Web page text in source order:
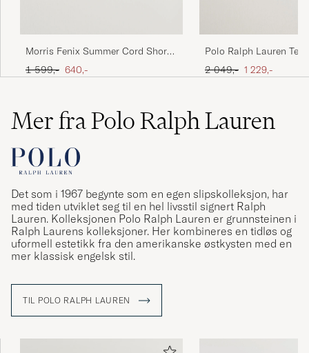
Morris Fenix Summer Cord Shorts
Dark Blue
Ordinær pris
1 599,- Nedsatt pris
640,-
Polo Ralph Lauren
White
Ordinær pris
2 049,- Nedsatt pris
1 229,-
Mer fra Polo Ralph Lauren
Det som i 1967 begynte som en egen slipskolleksjon, har
med tiden utviklet seg til en hel livsstil signert Ralph
Lauren. Kolleksjonen Polo Ralph Lauren er grunnsteinen i
Ralph Laurens kolleksjoner. Her kombineres en tidløs og
uformell estetikk fra den amerikanske østkysten med en
mer klassisk engelsk stil.
TIL POLO RALPH LAUREN